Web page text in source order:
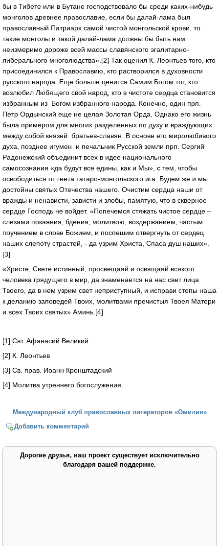
бы в Тибете или в Бутане господствовало бы среди каких-нибудь
монголов древнее православие, если бы далай-лама был
православный Патриарх самой чистой монгольской крови, то
такие монголы и такой далай-лама должны бы быть нам
неизмеримо дороже всей массы славянского эгалитарно-
либерального многолюдства».[2] Так оценил К. Леонтьев того, кто
присоединился к Православию, кто растворился в духовности
русского народа. Еще больше ценится Самим Богом тот, кто
возлюбил Любящего свой народ, кто в чистоте сердца становится
избранным из Богом избранного народа. Конечно, один прп.
Петр Ордынский еще не целая Золотая Орда. Однако его жизнь
была примером для многих разделенных по духу и враждующих
между собой князей братьев-славян. В основе его миролюбивого
духа, позднее игумен и печальник Русской земли прп. Сергий
Радонежский объединит всех в идее национального
самосознания «да будут все едины, как и Мы», с тем, чтобы
освободиться от гнета татаро-монгольского ига. Будем же и мы
достойны святых Отечества нашего. Очистим сердца наши от
вражды и ненависти, зависти и злобы, памятую, что в скверное
сердце Господь не войдет. «Попечемся стяжать чистое сердце –
слезами покаяния, бдения, молитвою, воздержанием, частым
поучением в слове Божием, и поспешим отвергнуть от сердец
наших слепоту страстей, - да узрим Христа, Спаса душ наших».
[3]
«Христе, Свете истинный, просвещаяй и освящаяй всякого
человека грядущего в мир, да знаменается на нас свет лица
Твоего, да в нем узрим свет неприступный, и исправи стопы наша
к деланию заповедей Твоих, молитвами пречистыя Твоея Матери
и всех Твоих святых» Аминь.[4]
[1] Свт. Афанасий Великий.
[2] К. Леонтьев
[3] Св. прав. Иоанн Кронштадский
[4] Молитва утреннего богослужения.
Международный клуб православных литераторов «Омилия»
Добавить комментарий
Дорогие друзья, наш проект существует исключительно
благодаря вашей поддержке.